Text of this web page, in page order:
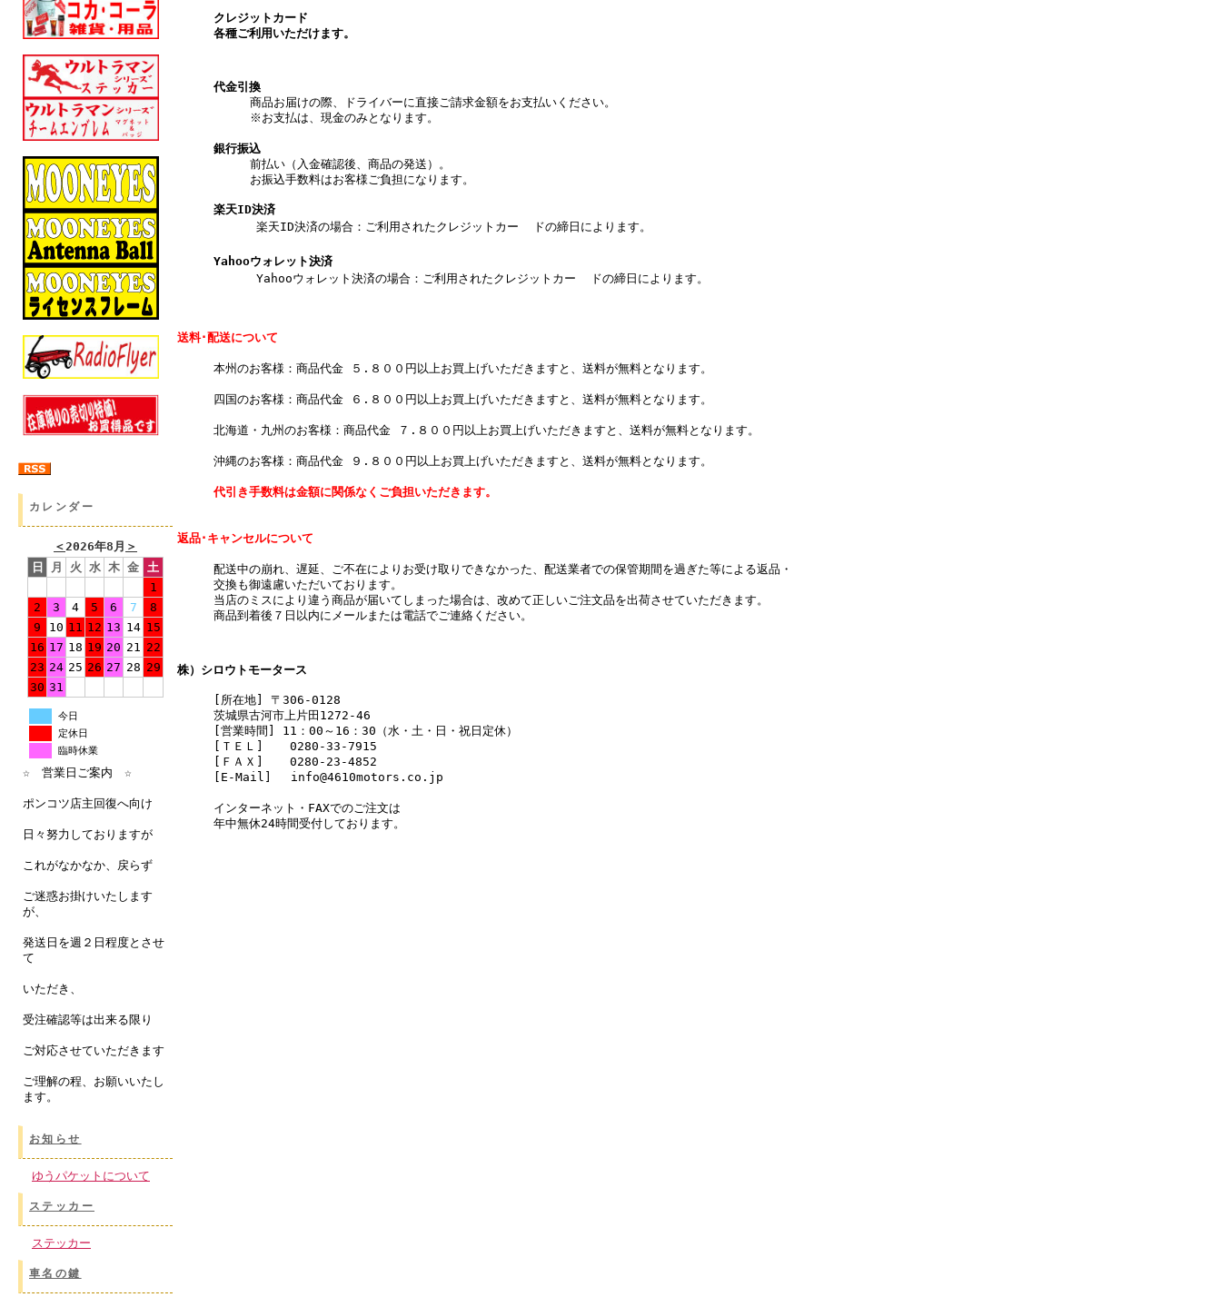
カレンダー
＜2026年8月 ＞
日
月 火 水 木 金 土
1
2
3 4 5 6 7
8
9
10 11 12 13 14 15
16 17 18 19 20 21 22
23 24 25 26 27 28 29
30 31
今日
定休日
臨時休業
☆ 営業日ご案内 ☆
ポンコツ店主回復へ向け
日々努力しておりますが
これがなかなか、戻らず
ご迷惑お掛けいたします
が、
発送日を週２日程度とさせ
て
いただき、
受注確認等は出来る限り
ご対応させていただきます
ご理解の程、お願いいたし
ます。
お知らせ
ゆうパケットについて
ステッカー
ステッカー
車名の鍵
クレジットカード
各種ご利用いただけます。
代金引換
商品お届けの際、ドライバーに直接ご請求金額をお支払いください。
※お支払は、現金のみとなります。
銀行振込
前払い（入金確認後、商品の発送）。
お振込手数料はお客様ご負担になります。
楽天ID決済
楽天ID決済の場合：ご利用されたクレジットカー ドの締日によります。
Yahooウォレット決済
Yahooウォレット決済の場合：ご利用されたクレジットカー ドの締日によります。
送料･配送について
本州のお客様：商品代金 ５.８００円以上お買上げいただきますと、送料が無料となります。
四国のお客様：商品代金 ６.８００円以上お買上げいただきますと、送料が無料となります。
北海道・九州のお客様：商品代金 ７.８００円以上お買上げいただきますと、送料が無料となります。
沖縄のお客様：商品代金 ９.８００円以上お買上げいただきますと、送料が無料となります。
代引き手数料は金額に関係なくご負担いただきます。
返品･キャンセルについて
配送中の崩れ、遅延、ご不在によりお受け取りできなかった、配送業者での保管期間を過ぎた等による返品・
交換も御遠慮いただいております。
当店のミスにより違う商品が届いてしまった場合は、改めて正しいご注文品を出荷させていただきます。
商品到着後７日以内にメールまたは電話でご連絡ください。
株）シロウトモータース
[所在地] 〒306-0128
茨城県古河市上片田1272-46
[営業時間] 11：00～16：30（水・土・日・祝日定休）
[ＴＥＬ] 0280-33-7915
[ＦＡＸ] 0280-23-4852
[E-Mail] info@4610motors.co.jp
インターネット・FAXでのご注文は
年中無休24時間受付しております。